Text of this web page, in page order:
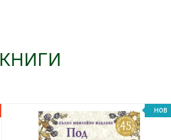
КНИГИ
НОВ